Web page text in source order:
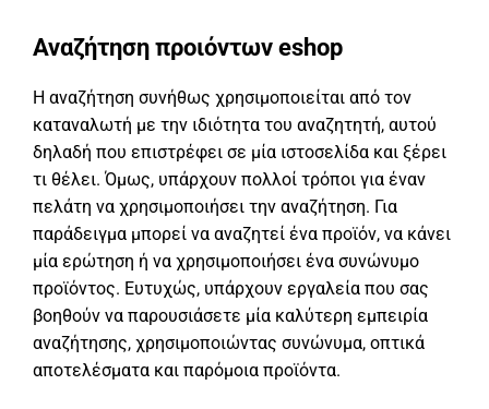
Αναζήτηση προιόντων eshop
Η αναζήτηση συνήθως χρησιμοποιείται από τον
καταναλωτή με την ιδιότητα του αναζητητή, αυτού
δηλαδή που επιστρέφει σε μία ιστοσελίδα και ξέρει
τι θέλει. Όμως, υπάρχουν πολλοί τρόποι για έναν
πελάτη να χρησιμοποιήσει την αναζήτηση. Για
παράδειγμα μπορεί να αναζητεί ένα προϊόν, να κάνει
μία ερώτηση ή να χρησιμοποιήσει ένα συνώνυμο
προϊόντος. Ευτυχώς, υπάρχουν εργαλεία που σας
βοηθούν να παρουσιάσετε μία καλύτερη εμπειρία
αναζήτησης, χρησιμοποιώντας συνώνυμα, οπτικά
αποτελέσματα και παρόμοια προϊόντα.